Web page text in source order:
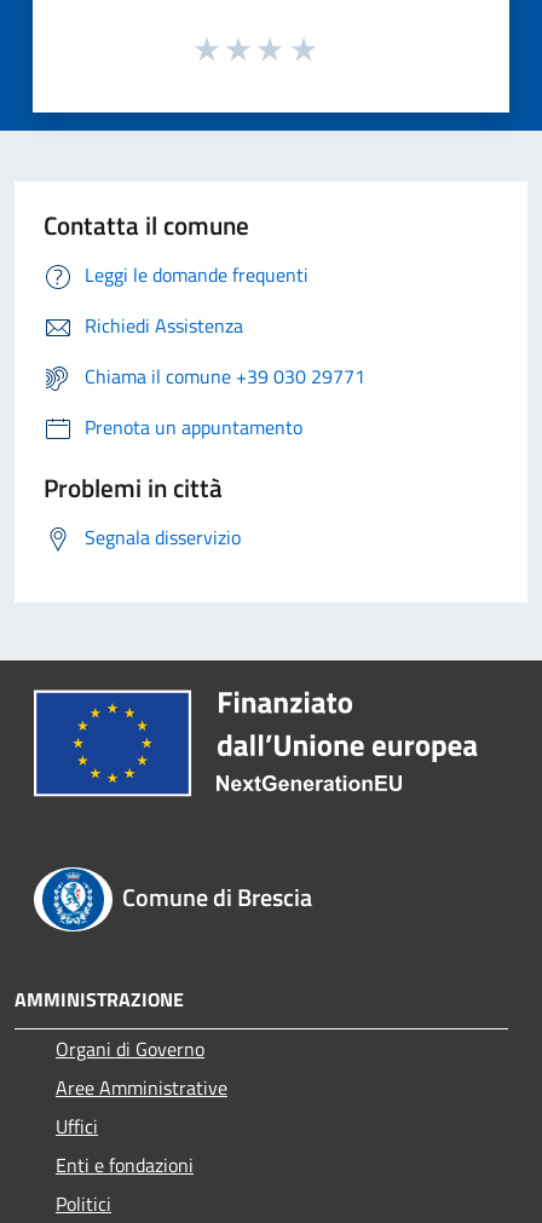
Contatta il comune
Leggi le domande frequenti
Richiedi Assistenza
Chiama il comune +39 030 29771
Prenota un appuntamento
Problemi in città
Segnala disservizio
Comune di Brescia
AMMINISTRAZIONE
Organi di Governo
Aree Amministrative
Uffici
Enti e fondazioni
Politici